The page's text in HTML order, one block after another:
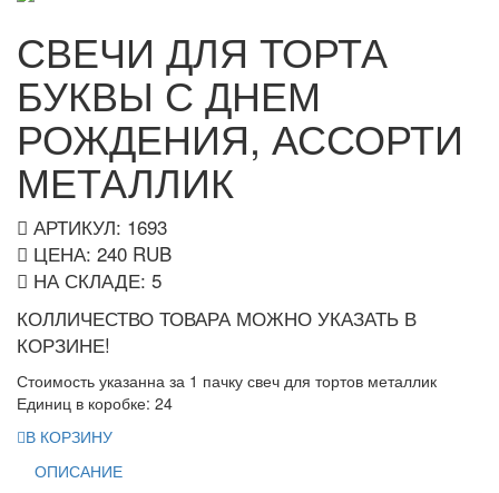
СВЕЧИ ДЛЯ ТОРТА
БУКВЫ С ДНЕМ
РОЖДЕНИЯ, АССОРТИ
МЕТАЛЛИК
АРТИКУЛ: 1693
ЦЕНА: 240 RUB
НА СКЛАДЕ: 5
КОЛЛИЧЕСТВО ТОВАРА МОЖНО УКАЗАТЬ В
КОРЗИНЕ!
Стоимость указанна за 1 пачку свеч для тортов металлик
Единиц в коробке: 24
В КОРЗИНУ
ОПИСАНИЕ